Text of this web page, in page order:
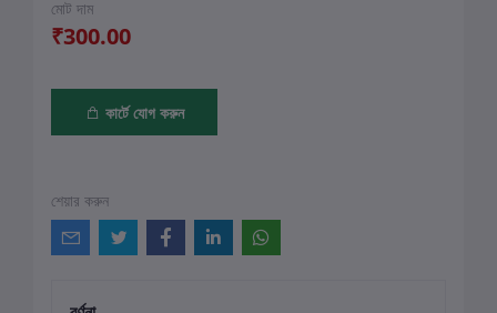
মোট দাম
₹300.00
কার্টে যোগ করুন
শেয়ার করুন